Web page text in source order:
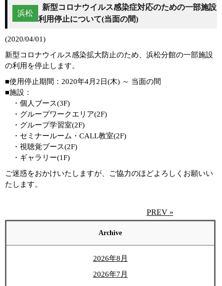
浜松
新型コロナウイルス感染症対応のための一部施設
利用停止について(当面の間)
(2020/04/01)
新型コロナウイルス感染拡大防止のため、浜松分館の一部施設
の利用を停止します。
■使用停止期間：2020年4月2日(木) ～ 当面の間
■施設：
・個人ブース(3F)
・グループワークエリア(2F)
・グループ学習室(2F)
・セミナールーム・CALL教室(2F)
・視聴覚ブース(2F)
・ギャラリー(1F)
ご迷惑をおかけいたしますが、ご協力のほどよろしくお願いい
たします。
PREV »
Archive
2026年8月
2026年7月